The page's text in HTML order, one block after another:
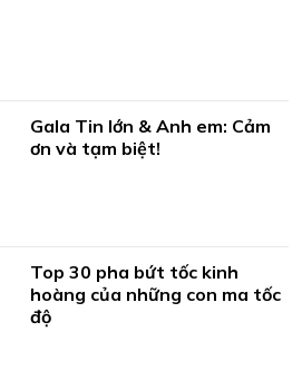
Gala Tin lớn & Anh em: Cảm
ơn và tạm biệt!
Top 30 pha bứt tốc kinh
hoàng của những con ma tốc
độ